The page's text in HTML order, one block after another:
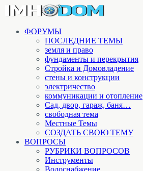
ФОРУМЫ
ПОСЛЕДНИЕ ТЕМЫ
земля и право
фундаменты и перекрытия
Стройка и Домовладение
стены и конструкции
электричество
коммуникации и отопление
Cад, двор, гараж, баня…
свободная тема
Местные Темы
СОЗДАТЬ СВОЮ ТЕМУ
ВОПРОСЫ
РУБРИКИ ВОПРОСОВ
Инструменты
Водоснабжение